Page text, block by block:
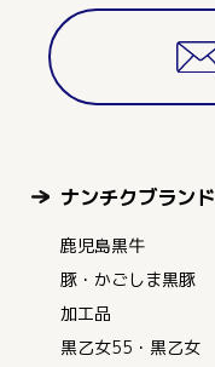
ナンチクブランド
鹿児島黒牛
豚・かごしま黒豚
加工品
黒乙女55・黒乙女